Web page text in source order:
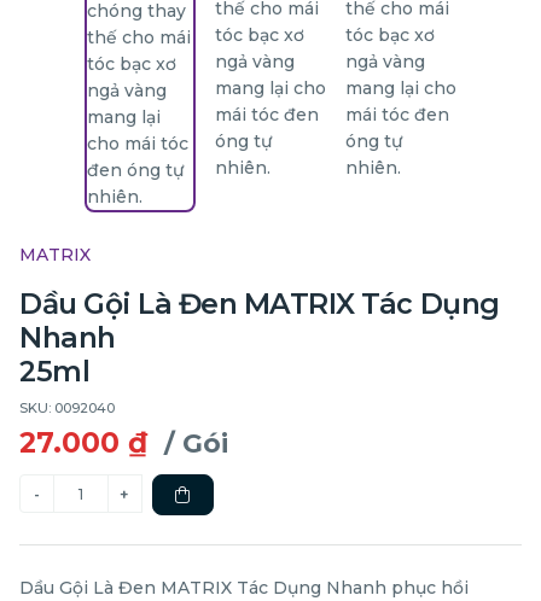
MATRIX
Dầu Gội Là Đen MATRIX Tác Dụng
Nhanh
25ml
SKU: 0092040
27.000 ₫ / Gói
Dầu Gội Là Đen MATRIX Tác Dụng Nhanh phục hồi